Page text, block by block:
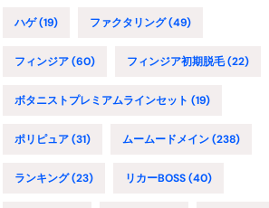
ハゲ(19) ファクタリング(49)
フィンジア(60) フィンジア初期脱毛(22)
ボタニストプレミアムラインセット (19)
ポリピュア(31) ムームードメイン(238)
ランキング(23) リカーBOSS(40)